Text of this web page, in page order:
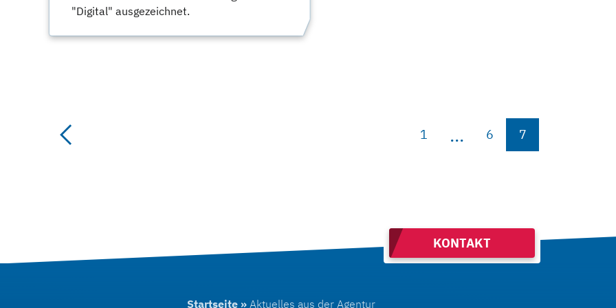
"Digital" ausgezeichnet.
Previous 1 ... 6 7
KONTAKT
Startseite » Aktuelles aus der Agentur